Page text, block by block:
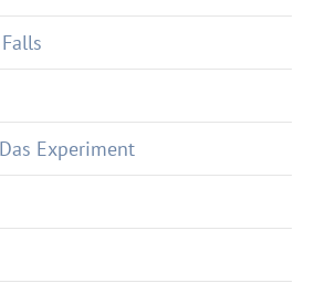
Experiment